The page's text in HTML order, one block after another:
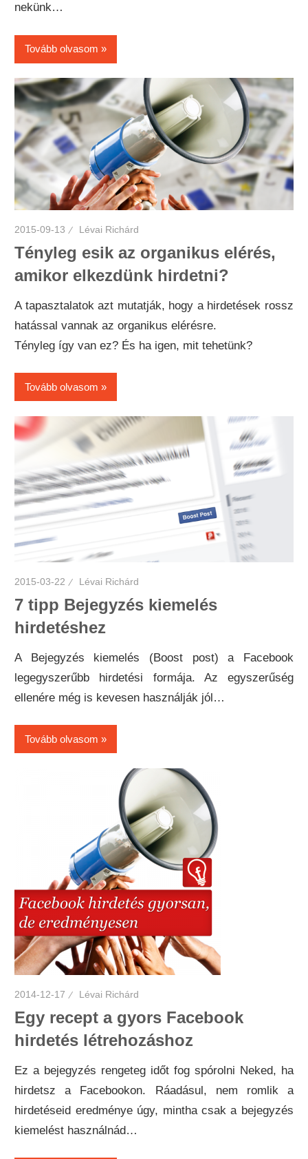
nekünk…
Tovább olvasom
2015-09-13 Lévai Richárd
Tényleg esik az organikus elérés,
amikor elkezdünk hirdetni?
A tapasztalatok azt mutatják, hogy a hirdetések rossz
hatással vannak az organikus elérésre.
Tényleg így van ez? És ha igen, mit tehetünk?
Tovább olvasom
2015-03-22 Lévai Richárd
7 tipp Bejegyzés kiemelés
hirdetéshez
A Bejegyzés kiemelés (Boost post) a Facebook
legegyszerűbb hirdetési formája. Az egyszerűség
ellenére még is kevesen használják jól…
Tovább olvasom
2014-12-17 Lévai Richárd
Egy recept a gyors Facebook
hirdetés létrehozáshoz
Ez a bejegyzés rengeteg időt fog spórolni Neked, ha
hirdetsz a Facebookon. Ráadásul, nem romlik a
hirdetéseid eredménye úgy, mintha csak a bejegyzés
kiemelést használnád…